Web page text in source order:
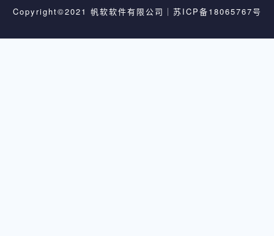
Copyright©2021 帆软软件有限公司｜ 苏ICP备18065767号